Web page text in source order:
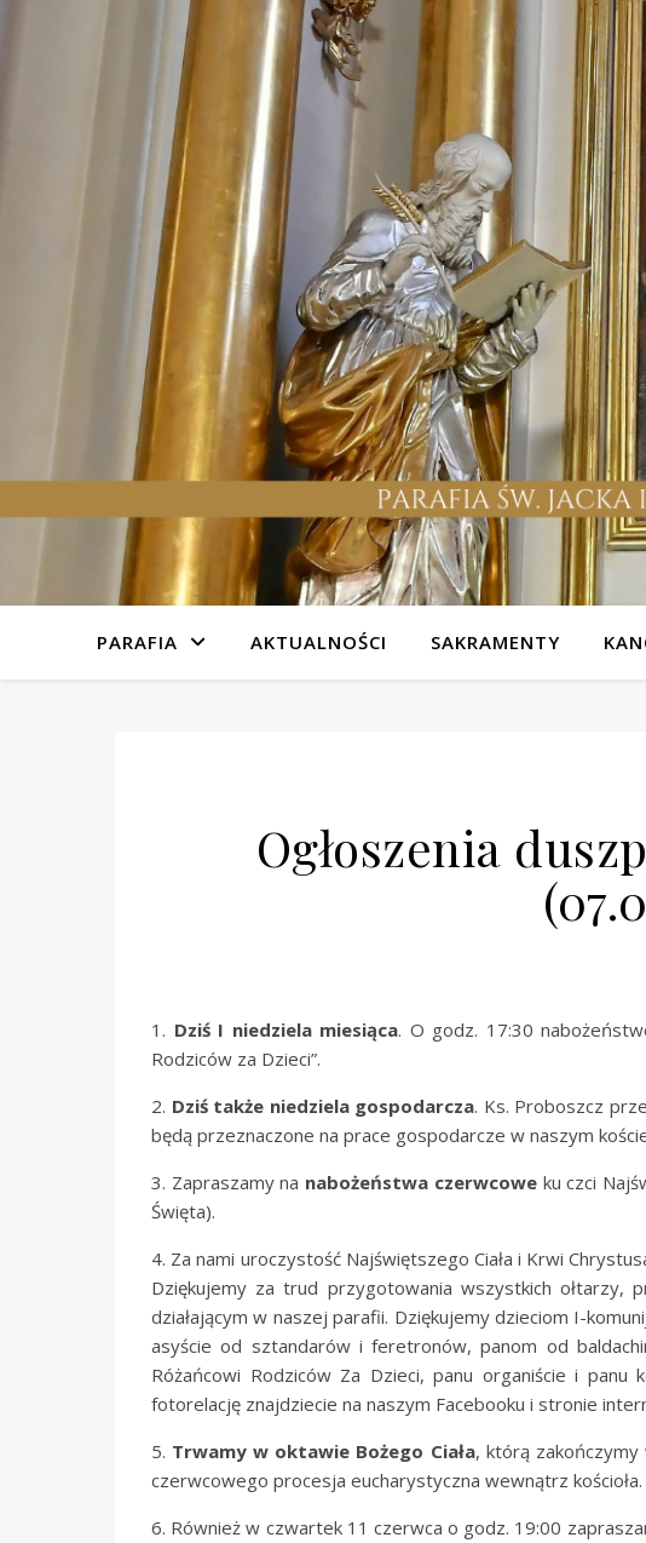
PARAFIA AKTUALNOŚCI SAKRAMENTY
Ogłoszenia
1. Dziś I niedziela miesiąca. O godz. 17:30
Rodziców za Dzieci”.
2. Dziś także niedziela gospodarcza. Ks. Proboszcz
będą przeznaczone na prace gospodarcze w naszym
3. Zapraszamy na nabożeństwa czerwcoweku czci
Święta).
4. Za nami uroczystość Najświętszego Ciała i Krwi
Dziękujemy za trud przygotowania wszystkich ołtarzy,
działającym w naszej parafii. Dziękujemy dzieciom I-
asyście od sztandarów i feretronów, panom od
Różańcowi Rodziców Za Dzieci, panu organiście i
fotorelację znajdziecie na naszym Facebooku i stronie
5. Trwamy w oktawie Bożego Ciała, którą zakończymy
czerwcowego procesja eucharystyczna wewnątrz
6. Również w czwartek 11 czerwca o godz. 19:00